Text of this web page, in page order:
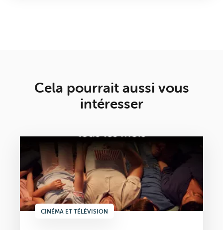
Cela pourrait aussi vous
intéresser
CINÉMA ET TÉLÉVISION